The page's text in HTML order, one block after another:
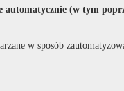
automatycznie (w tym
w sposób